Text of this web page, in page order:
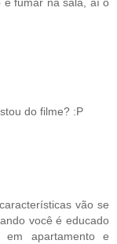
do filme? :P
vão se
você é educado
em apartamento e